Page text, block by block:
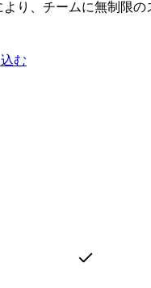
より、チームに無制限の
む